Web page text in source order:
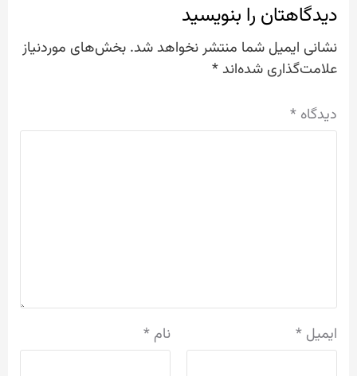
دیدگاهتان را بنویسید
نشانی ایمیل شما منتشر نخواهد شد. بخش‌های موردنیاز
علامت‌گذاری شده‌اند *
دیدگاه *
نام * ایمیل *